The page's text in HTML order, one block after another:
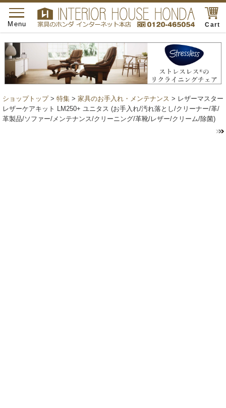
Cart
toggle
navigation
Menu
ショップトップ> 特集 > 家具のお手入れ・メンテナンス > レザーマスター
レザーケアキット LM250+ ユニタス (お手入れ/汚れ落とし/クリーナー/革/
革製品/ソファー/メンテナンス/クリーニング/革靴/レザー/クリーム/除菌)